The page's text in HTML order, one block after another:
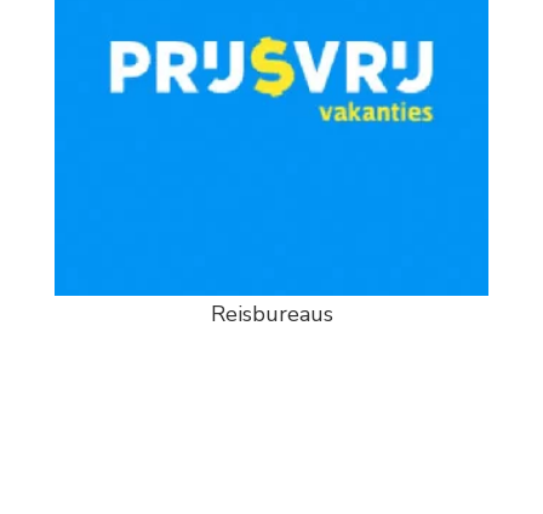
Reisbureaus